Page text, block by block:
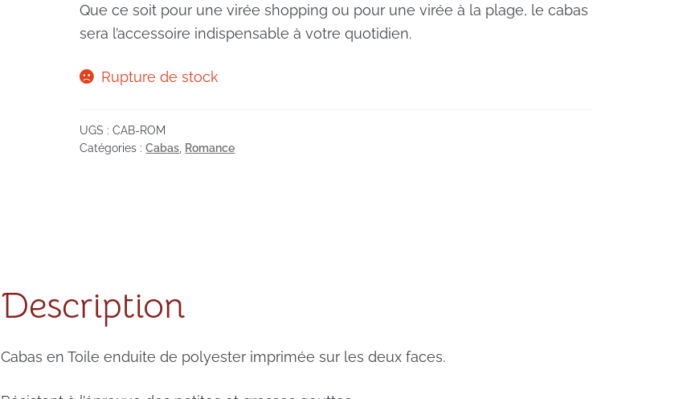
Que ce soit pour une virée shopping ou pour une virée à la plage, le cabas
sera l’accessoire indispensable à votre quotidien.
Rupture de stock
UGS :CAB-ROM
Catégories :Cabas Romance
Description
Cabas en Toile enduite de polyester imprimée sur les deux faces.